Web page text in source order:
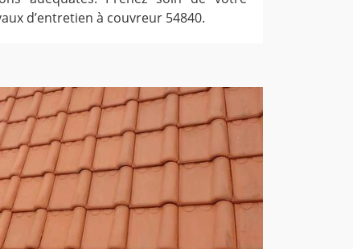
d’entretien à couvreur 54840.